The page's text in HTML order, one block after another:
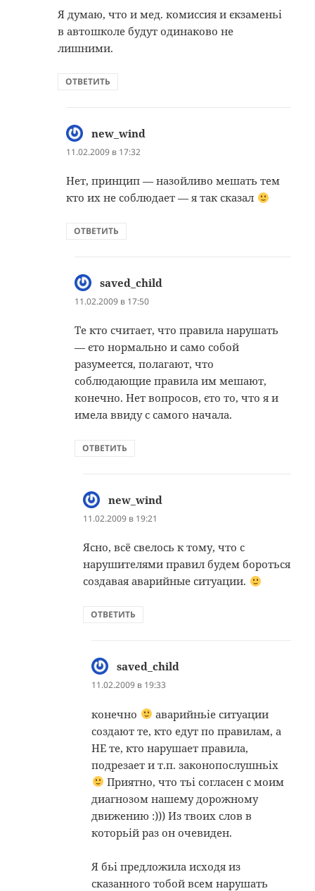
Я думаю, что и мед. комиссия и єкзаменьі
в автошколе будут одинаково не
лишними.
ОТВЕТИТЬ
new_wind
11.02.2009 в 17:32
Нет, принцип — назойливо мешать тем
кто их не соблюдает — я так сказал
ОТВЕТИТЬ
saved_child
11.02.2009 в 17:50
Те кто считает, что правила нарушать
— єто нормально и само собой
разумеется, полагают, что
соблюдающие правила им мешают,
конечно. Нет вопросов, єто то, что я и
имела ввиду с самого начала.
ОТВЕТИТЬ
new_wind
11.02.2009 в 19:21
Ясно, всё свелось к тому, что с
нарушителями правил будем бороться
создавая аварийные ситуации.
ОТВЕТИТЬ
saved_child
11.02.2009 в 19:33
конечно
аварийньіе ситуации
создают те, кто едут по правилам, а
НЕ те, кто нарушает правила,
подрезает и т.п. законопослушньіх
Приятно, что тьі согласен с моим
диагнозом нашему дорожному
движению :))) Из твоих слов в
которьій раз он очевиден.
Я бьі предложила исходя из
сказанного тобой всем нарушать